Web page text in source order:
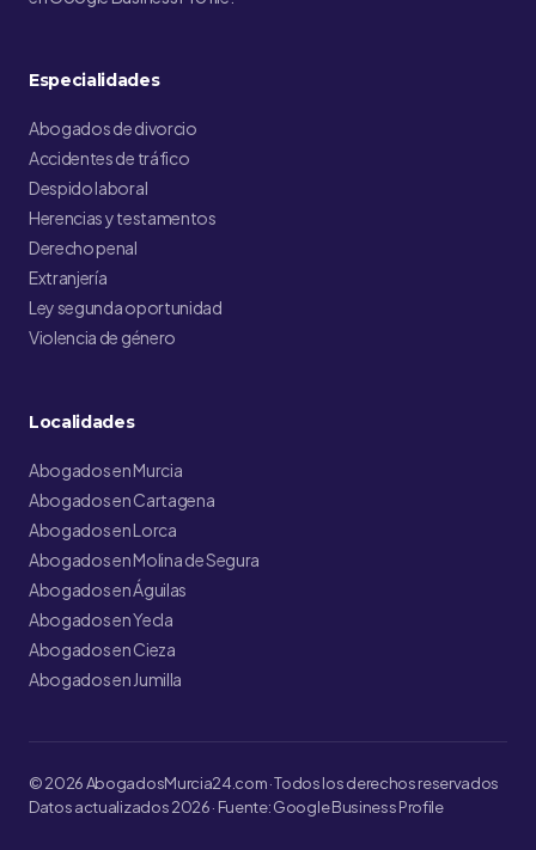
Especialidades
Abogados de divorcio
Accidentes de tráfico
Despido laboral
Herencias y testamentos
Derecho penal
Extranjería
Ley segunda oportunidad
Violencia de género
Localidades
Abogados en Murcia
Abogados en Cartagena
Abogados en Lorca
Abogados en Molina de Segura
Abogados en Águilas
Abogados en Yecla
Abogados en Cieza
Abogados en Jumilla
© 2026 AbogadosMurcia24.com · Todos los derechos reservados
Datos actualizados 2026 · Fuente: Google Business Profile